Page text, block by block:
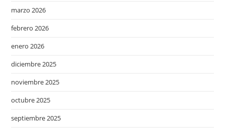
marzo 2026
febrero 2026
enero 2026
diciembre 2025
noviembre 2025
octubre 2025
septiembre 2025